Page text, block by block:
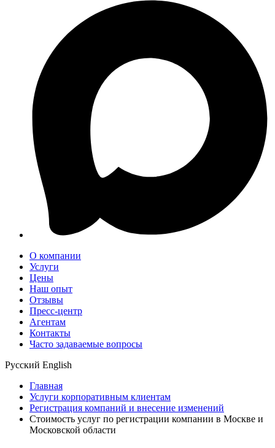
О компании
Услуги
Цены
Наш опыт
Отзывы
Пресс-центр
Агентам
Контакты
Часто задаваемые вопросы
Русский English
Главная
Услуги корпоративным клиентам
Регистрация компаний и внесение изменений
Стоимость услуг по регистрации компании в Москве и
Московской области